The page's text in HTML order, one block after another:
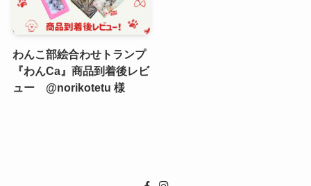
わんこ部絵合わせトランプ
『わんCa』商品到着後レビ
ュー @norikotetu 様